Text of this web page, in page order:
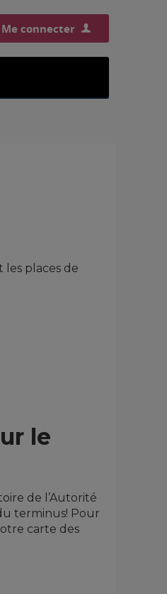
Me connecter
les places de
le
de l’Autorité
terminus! Pour
carte des